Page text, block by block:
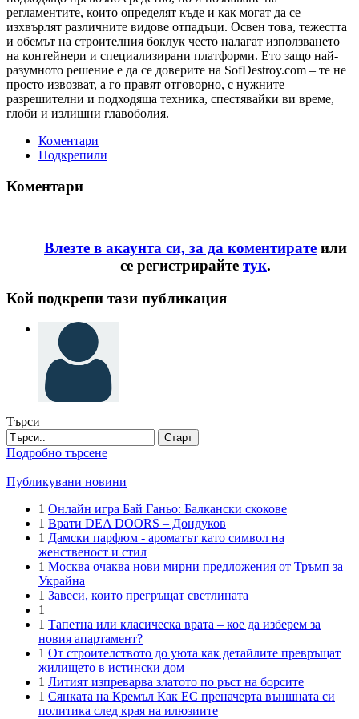
регламентите, които определят къде и как могат да се
изхвърлят различните видове отпадъци. Освен това, тежестта
и обемът на строителния боклук често налагат използването
на контейнери и специализирани платформи. Ето защо най-
разумното решение е да се доверите на SofDestroy.com – те не
просто извозват, а го правят отговорно, с нужните
разрешителни и подходяща техника, спестявайки ви време,
глоби и излишни главоболия.
Коментари
Подкрепили
Коментари
Влезте в акаунта си, за да коментирате или
се регистрирайте тук.
Кой подкрепи тази публикация
Търси
Старт
Подробно търсене
Публикувани новини
1 Онлайн игра Бай Ганьо: Балкански скокове
1 Врати DEA DOORS – Дондуков
1 Дамски парфюм - ароматът като символ на
женственост и стил
1 Москва очаква нови мирни предложения от Тръмп за
Украйна
1 Завеси, които прегръщат светлината
1
1 Тапетна или класическа врата – кое да изберем за
новия апартамент?
1 От строителството до уюта как детайлите превръщат
жилището в истински дом
1 Литият изпреварва златото по ръст на борсите
1 Сянката на Кремъл Как ЕС преначерта външната си
политика след края на илюзиите